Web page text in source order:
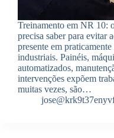
Treinamento em NR 10:
precisa saber para evitar
presente em
industriais. Painéis,
automatizados,
intervenções expõem
muitas vezes, são…